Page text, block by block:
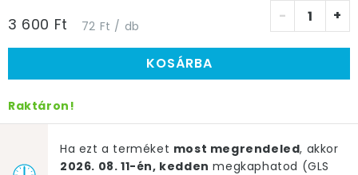
3 600 Ft 72 Ft / db
- +
KOSÁRBA
Raktáron!
Ha ezt a terméket most megrendeled, akkor
2026. 08. 11-én, kedden megkaphatod (GLS